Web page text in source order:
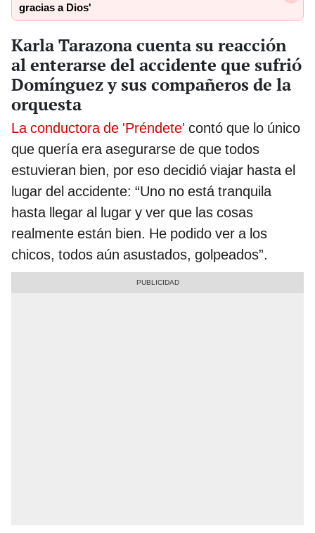
gracias a Dios'
Karla Tarazona cuenta su reacción
al enterarse del accidente que sufrió
Domínguez y sus compañeros de la
orquesta
La conductora de 'Préndete' contó que lo único
que quería era asegurarse de que todos
estuvieran bien, por eso decidió viajar hasta el
lugar del accidente: “Uno no está tranquila
hasta llegar al lugar y ver que las cosas
realmente están bien. He podido ver a los
chicos, todos aún asustados, golpeados”.